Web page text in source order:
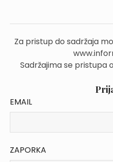
Za pristup do sadržaja
Sadržajima se pristupa
EMAIL
ZAPORKA